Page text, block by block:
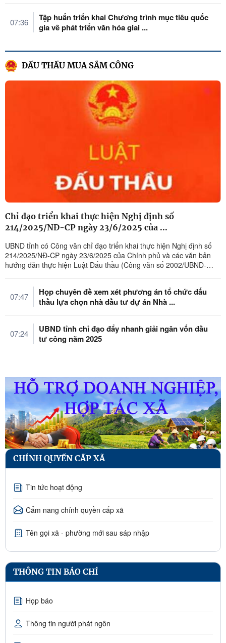
07:36
Tập huấn triển khai Chương trình mục tiêu quốc
gia về phát triển văn hóa giai ...
ĐẤU THẦU MUA SẮM CÔNG
Chỉ đạo triển khai thực hiện Nghị định số
214/2025/NĐ-CP ngày 23/6/2025 của ...
UBND tỉnh có Công văn chỉ đạo triển khai thực hiện Nghị định số
214/2025/NĐ-CP ngày 23/6/2025 của Chính phủ và các văn bản
hướng dẫn thực hiện Luật Đấu thầu (Công văn số 2002/UBND-
07:47
Họp chuyên đề xem xét phương án tổ chức đấu
thầu lựa chọn nhà đầu tư dự án Nhà ...
07:24
UBND tỉnh chỉ đạo đẩy nhanh giải ngân vốn đầu
tư công năm 2025
CHÍNH QUYỀN CẤP XÃ
Tin tức hoạt động
Cẩm nang chính quyền cấp xã
Tên gọi xã - phường mới sau sáp nhập
THÔNG TIN BÁO CHÍ
Họp báo
Thông tin người phát ngôn